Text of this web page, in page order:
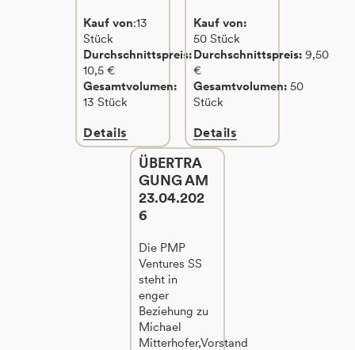
Kauf von:13
Stück
Durchschnittspreis:
10,5 €
Gesamtvolumen:
13 Stück
Details
Kauf von:
50 Stück
Durchschnittspreis:9,50
€
Gesamtvolumen:50
Stück
Details
ÜBERTRA
GUNG AM
23.04.202
6
Die PMP
Ventures SS
steht in
enger
Beziehung zu
Michael
Mitterhofer,Vorstand